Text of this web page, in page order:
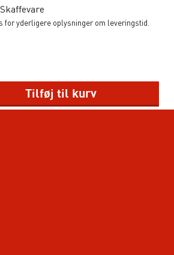
Skaffevare
for yderligere oplysninger om leveringstid.
Tilføj til kurv